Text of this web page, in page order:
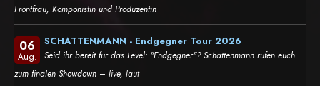
Frontfrau, Komponistin und Produzentin
06
Aug.
SCHATTENMANN - Endgegner Tour 2026
Seid ihr bereit für das Level: "Endgegner"? Schattenmann rufen euch
zum finalen Showdown – live, laut